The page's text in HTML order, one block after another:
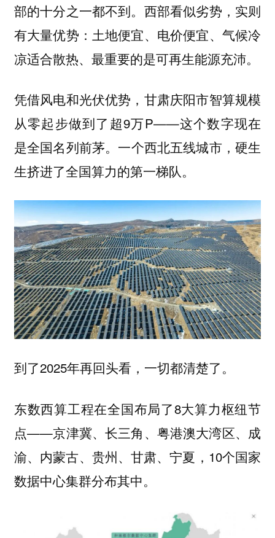
部的十分之一都不到。西部看似劣势，实则
有大量优势：土地便宜、电价便宜、气候冷
凉适合散热、最重要的是可再生能源充沛。
凭借风电和光伏优势，甘肃庆阳市智算规模
从零起步做到了超9万P——这个数字现在
是全国名列前茅。 一个西北五线城市，硬生
生挤进了全国算力的第一梯队。
到了2025年再回头看，一切都清楚了。
东数西算工程在全国布局了8大算力枢纽节
点——京津冀、长三角、粤港澳大湾区、成
渝、内蒙古、贵州、甘肃、宁夏，10个国家
数据中心集群分布其中。